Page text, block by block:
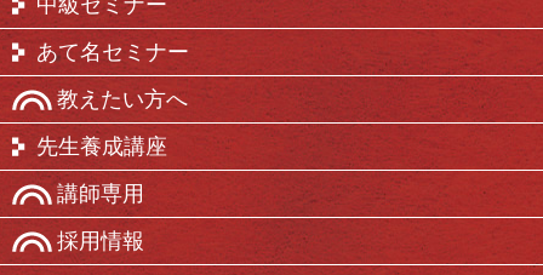
中級セミナー
あて名セミナー
教えたい方へ
先生養成講座
講師専用
採用情報